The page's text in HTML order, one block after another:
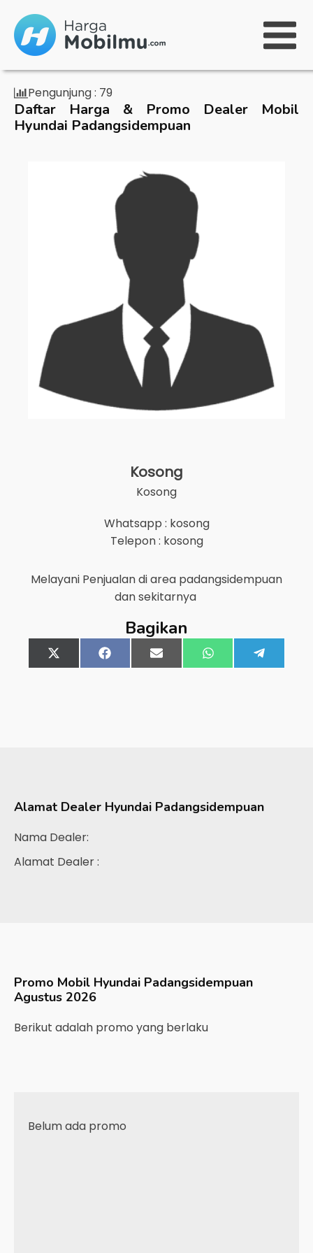
Pengunjung : 79
Daftar Harga & Promo Dealer Mobil
Hyundai Padangsidempuan
Kosong
Kosong
Whatsapp : kosong
Telepon : kosong
Melayani Penjualan di area padangsidempuan
dan sekitarnya
Bagikan
Share
on
X
(Twitter)
Share
on
FacebookShare
on
Email Share
on
WhatsApp
on
Alamat Dealer Hyundai Padangsidempuan
Nama Dealer:
Alamat Dealer :
Promo Mobil Hyundai Padangsidempuan
Agustus 2026
Berikut adalah promo yang berlaku
Belum ada promo